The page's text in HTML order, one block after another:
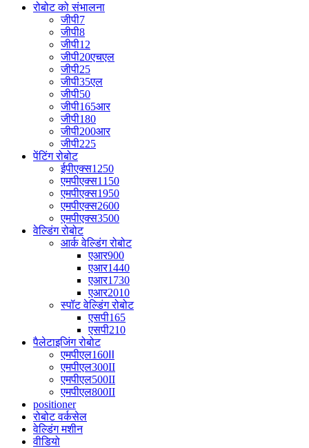
रोबोट को संभालना
जीपी7
जीपी8
जीपी12
जीपी20एचएल
जीपी25
जीपी35एल
जीपी50
जीपी165आर
जीपी180
जीपी200आर
जीपी225
पेंटिंग रोबोट
ईपीएक्स1250
एमपीएक्स1150
एमपीएक्स1950
एमपीएक्स2600
एमपीएक्स3500
वेल्डिंग रोबोट
आर्क वेल्डिंग रोबोट
एआर900
एआर1440
एआर1730
एआर2010
स्पॉट वेल्डिंग रोबोट
एसपी165
एसपी210
पैलेटाइजिंग रोबोट
एमपीएल160Ⅱ
एमपीएल300II
एमपीएल500II
एमपीएल800II
positioner
रोबोट वर्कसेल
वेल्डिंग मशीन
वीडियो